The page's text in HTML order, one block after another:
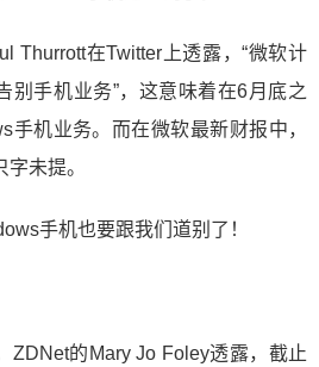
Thurrott在Twitter上透露，“微软计
别手机业务”，这意味着在6月底之
手机业务。而在微软最新财报中，
未提。
ZDNet的Mary Jo Foley透露，截止